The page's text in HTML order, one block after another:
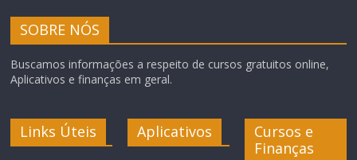
SOBRE NÓS
Buscamos informações a respeito de cursos gratuitos online,
Aplicativos e finanças em geral.
Links Úteis Aplicativos
Cursos e
Finanças